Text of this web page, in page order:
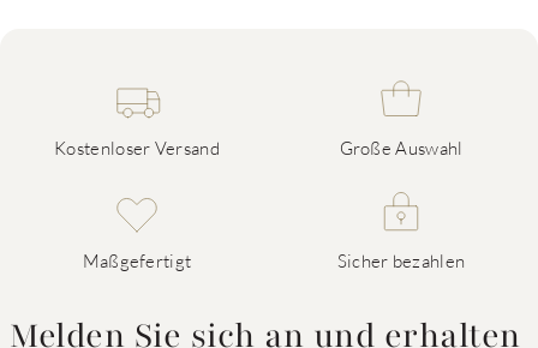
Kostenloser Versand Große Auswahl
Maßgefertigt Sicher bezahlen
Melden Sie sich an und erhalten